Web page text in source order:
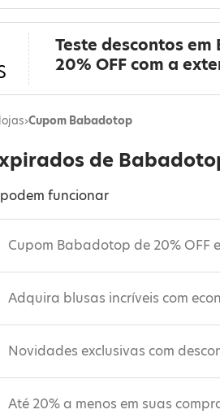
Teste descontos
20% OFF com a
de
funcionar
Cupom Babadotop de 20% OFF
Adquira blusas incríveis com
Novidades exclusivas com
Até 20% a menos em suas
›Cupom Babadotop